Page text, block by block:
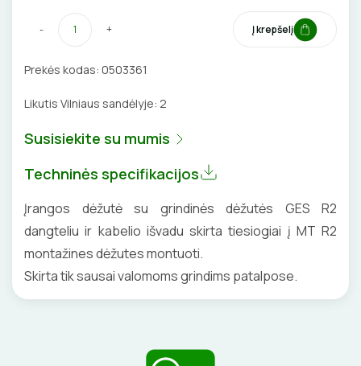
VENTILIATORIAI
BATERIJOS
EL. SKAMBUČIAI
ŽAIBOSAUGA IR ĮŽEMINIMAS
GELINĖS JUNGTYS
ĮKROVIMO SPRENDIMAI
Įkrovimo stotelės
KONTAKTORIAI
ELEKTRINIS ŠILDYMAS
- + Į krepšelį
Prekės kodas: 0503361
Likutis Vilniaus sandėlyje: 2
Susisiekite su mumis
Techninės specifikacijos
Įrangos dėžutė su grindinės dėžutės GES R2
dangteliu ir kabelio išvadu skirta tiesiogiai į MT R2
montažines dėžutes montuoti.
Skirta tik sausai valomoms grindims patalpose.